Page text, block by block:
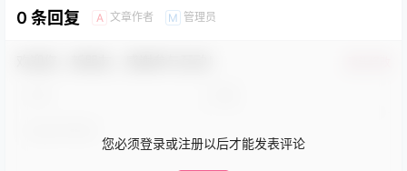
0 条回复 A 文章作者 M 管理员
您必须登录或注册以后才能发表评论